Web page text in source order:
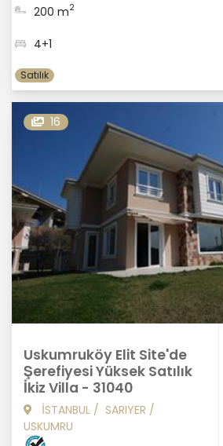
200 m2
4+1
Satılık
16
Uskumruköy Elit Site'de
Şerefiyesi Yüksek Satılık
İkiz Villa - 31040
İSTANBUL / SARIYER /
USKUMRU